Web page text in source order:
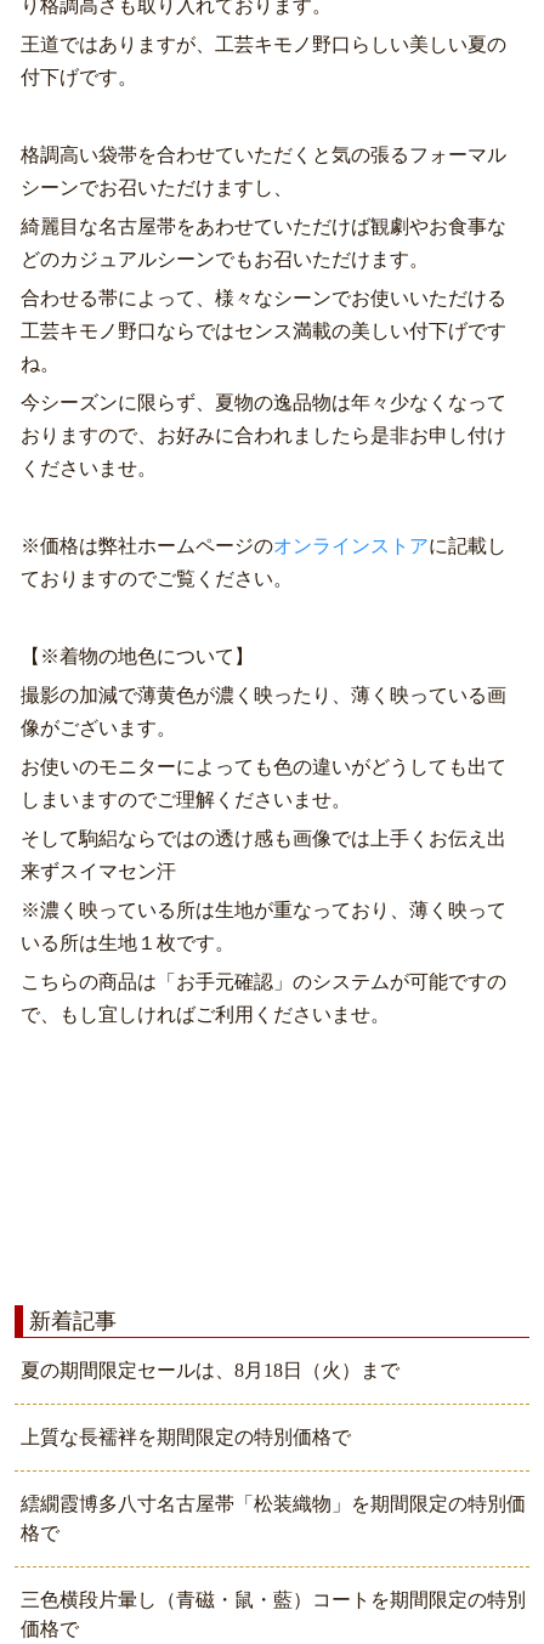
り格調高さも取り入れております。
王道ではありますが、工芸キモノ野口らしい美しい夏の
付下げです。
格調高い袋帯を合わせていただくと気の張るフォーマル
シーンでお召いただけますし、
綺麗目な名古屋帯をあわせていただけば観劇やお食事な
どのカジュアルシーンでもお召いただけます。
合わせる帯によって、様々なシーンでお使いいただける
工芸キモノ野口ならではセンス満載の美しい付下げです
ね。
今シーズンに限らず、夏物の逸品物は年々少なくなって
おりますので、お好みに合われましたら是非お申し付け
くださいませ。
※価格は弊社ホームページのオンラインストアに記載し
ておりますのでご覧ください。
【※着物の地色について】
撮影の加減で薄黄色が濃く映ったり、薄く映っている画
像がございます。
お使いのモニターによっても色の違いがどうしても出て
しまいますのでご理解くださいませ。
そして駒絽ならではの透け感も画像では上手くお伝え出
来ずスイマセン汗
※濃く映っている所は生地が重なっており、薄く映って
いる所は生地１枚です。
こちらの商品は「お手元確認」のシステムが可能ですの
で、もし宜しければご利用くださいませ。
新着記事
夏の期間限定セールは、8月18日（火）まで
上質な長襦袢を期間限定の特別価格で
繧繝霞博多八寸名古屋帯「松装織物」を期間限定の特別価
格で
三色横段片暈し（青磁・鼠・藍）コートを期間限定の特別
価格で